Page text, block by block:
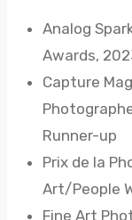
Analog
Awards,
Capture
Runner-up
Prix de la
Art/People
Fine Art